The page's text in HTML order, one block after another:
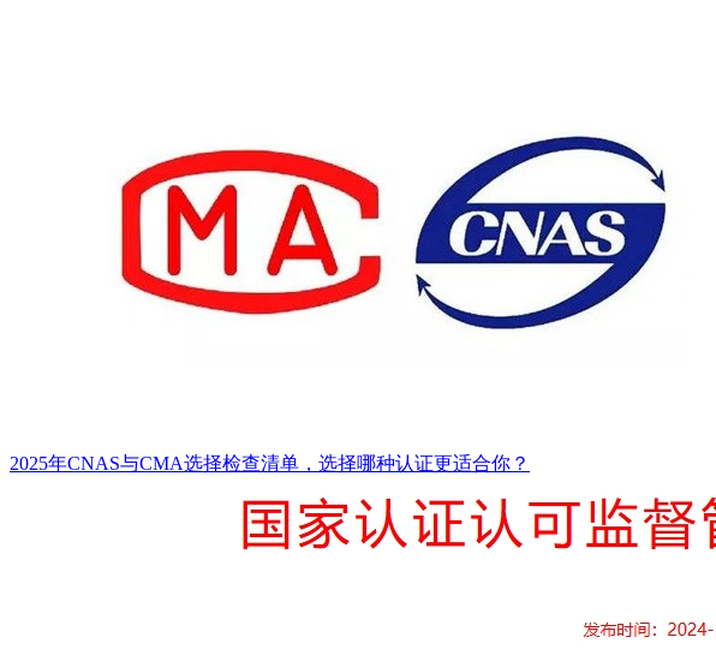
2025年CNAS与CMA选择检查清单，选择哪种认证更适合你？